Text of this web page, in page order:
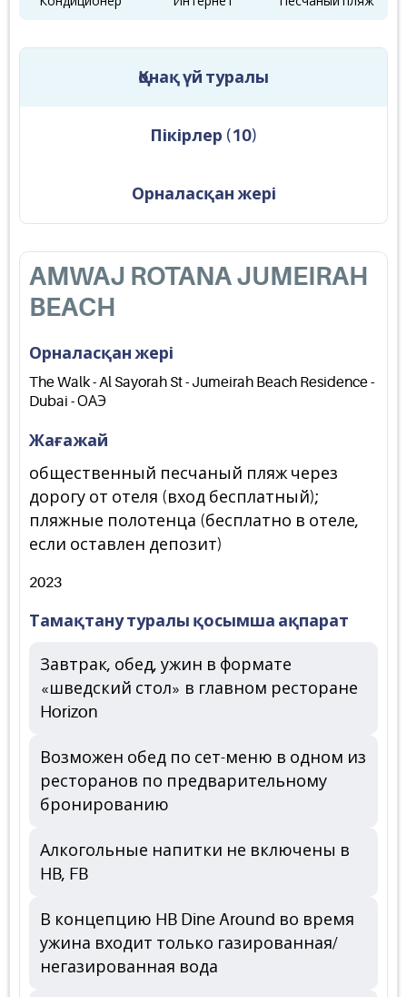
Қонақ үй туралы
Пікірлер ( 10)
Орналасқан жері
AMWAJ ROTANA JUMEIRAH
BEACH
Орналасқан жері
The Walk - Al Sayorah St - Jumeirah Beach Residence -
Dubai - ОАЭ
Жағажай
общественный песчаный пляж через
дорогу от отеля (вход бесплатный);
пляжные полотенца (бесплатно в отеле,
если оставлен депозит)
2023
Тамақтану туралы қосымша ақпарат
Завтрак, обед, ужин в формате
«шведский стол» в главном ресторане
Horizon
Возможен обед по сет-меню в одном из
ресторанов по предварительному
бронированию
Алкогольные напитки не включены в
HB, FB
В концепцию HB Dine Around во время
ужина входит только газированная/
негазированная вода